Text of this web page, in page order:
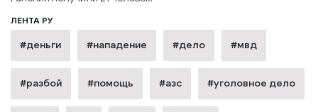
ЛЕНТА РУ
#деньги #нападение #дело #мвд
#разбой #помощь #азс #уголовное дело